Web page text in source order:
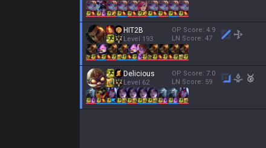
HIT2B
Level 193
OP Score: 4.9
LN Score: 47
Delicious
Level 62
OP Score: 7.0
LN Score: 59 🥈